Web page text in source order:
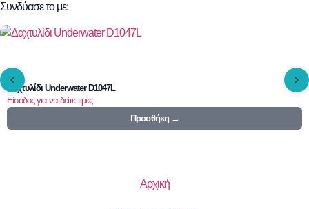
Συνδύασε το με:
Δαχτυλίδι Underwater D1047L
Είσοδος για να δείτε τιμές
Προσθήκη →
Αρχική